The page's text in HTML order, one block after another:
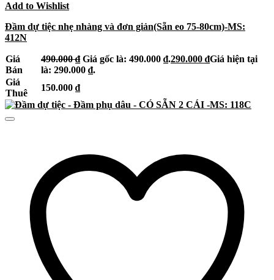
Add to Wishlist
Đầm dự tiệc nhẹ nhàng và đơn giản(Sẵn eo 75-80cm)-MS:
412N
Giá
Bán
490.000₫ Giá gốc là: 490.000 ₫.290.000 ₫Giá hiện tại
là: 290.000 ₫.
Giá
Thuê
150.000 ₫